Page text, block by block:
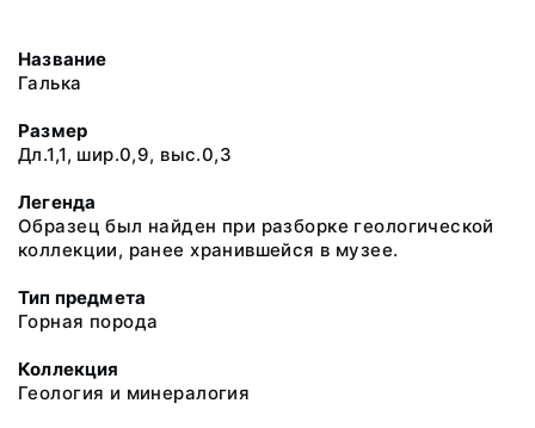
Название
Галька
Размер
Дл.1,1, шир.0,9, выс.0,3
Легенда
Образец был найден при разборке геологической
коллекции, ранее хранившейся в музее.
Тип предмета
Горная порода
Коллекция
Геология и минералогия